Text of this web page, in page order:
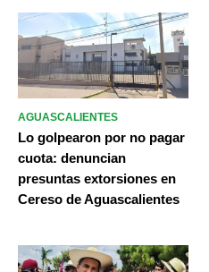
AGUASCALIENTES
Lo golpearon por no pagar
cuota: denuncian
presuntas extorsiones en
Cereso de Aguascalientes